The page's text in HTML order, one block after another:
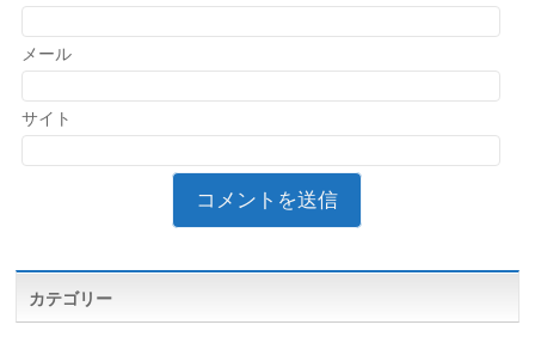
メール
サイト
カテゴリー